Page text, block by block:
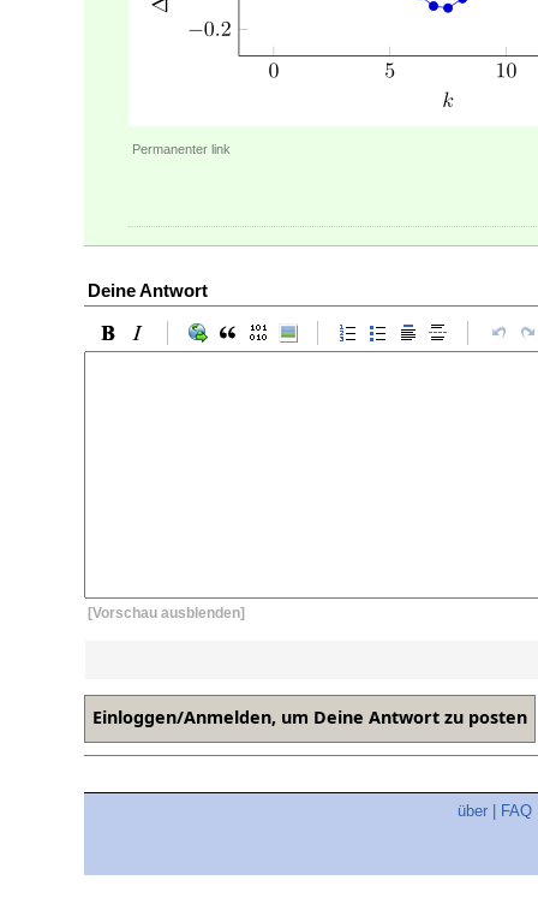
Permanenter link
Deine Antwort
[Vorschau ausblenden]
über FAQ